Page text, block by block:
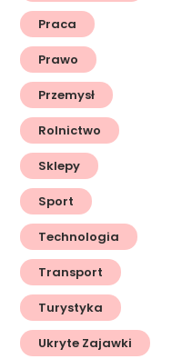
Praca
Prawo
Przemysł
Rolnictwo
Sklepy
Sport
Technologia
Transport
Turystyka
Ukryte Zajawki